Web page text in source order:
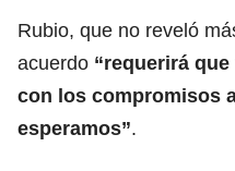
Rubio, que no reveló
acuerdo “requerirá
con los compromisos
esperamos”.